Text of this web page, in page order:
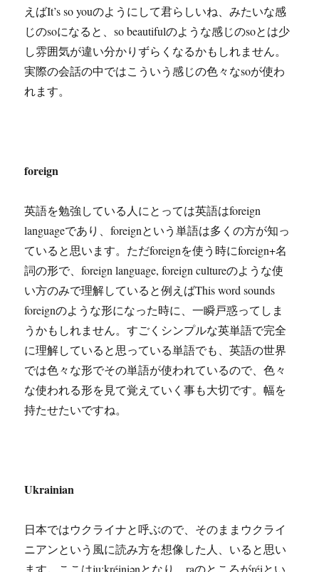
えばIt’s so youのようにして君らしいね、みたいな感
じのsoになると、so beautifulのような感じのsoとは少
し雰囲気が違い分かりずらくなるかもしれません。
実際の会話の中ではこういう感じの色々なsoが使わ
れます。
foreign
英語を勉強している人にとっては英語はforeign
languageであり、foreignという単語は多くの方が知っ
ていると思います。ただforeignを使う時にforeign+名
詞の形で、foreign language, foreign cultureのような使
い方のみで理解していると例えばThis word sounds
foreignのような形になった時に、一瞬戸惑ってしま
うかもしれません。すごくシンプルな英単語で完全
に理解していると思っている単語でも、英語の世界
では色々な形でその単語が使われているので、色々
な使われる形を見て覚えていく事も大切です。幅を
持たせたいですね。
Ukrainian
日本ではウクライナと呼ぶので、そのままウクライ
ニアンという風に読み方を想像した人、いると思い
ます。ここはjuːkréiniənとなり、raのところがréiとい